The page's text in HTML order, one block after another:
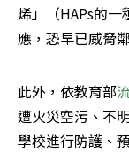
烯」（HAPs的
應，恐早已威脅
此外，依教育部
遭火災空污、不
學校進行防護、